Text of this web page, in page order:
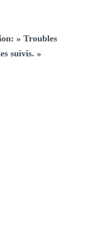
» Troubles
suivis. »